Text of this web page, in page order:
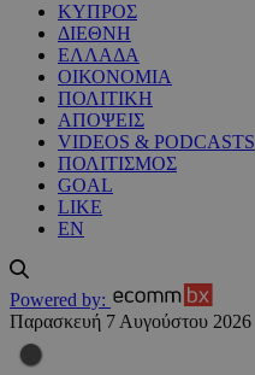
ΚΥΠΡΟΣ
ΔΙΕΘΝΗ
ΕΛΛΑΔΑ
ΟΙΚΟΝΟΜΙΑ
ΠΟΛΙΤΙΚΗ
ΑΠΟΨΕΙΣ
VIDEOS & PODCASTS
ΠΟΛΙΤΙΣΜΟΣ
GOAL
LIKE
EN
Powered by:
Παρασκευή 7 Αυγούστου 2026